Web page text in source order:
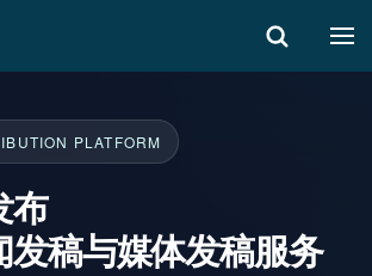
PLATFORM
布
发稿与媒体发稿服务